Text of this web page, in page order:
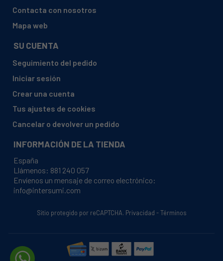
Contacta con nosotros
Mapa web
SU CUENTA
Seguimiento del pedido
Iniciar sesión
Crear una cuenta
Tus ajustes de cookies
Cancelar o devolver un pedido
INFORMACIÓN DE LA TIENDA
España
Llámenos: 881 240 057
Envíenos un mensaje de correo electrónico:
info@intersumi.com
Sitio protegido por reCAPTCHA. Privacidad -Términos